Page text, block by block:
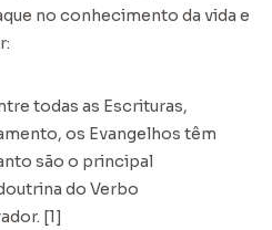
no conhecimento da vida e
todas as Escrituras,
os Evangelhos têm
são o principal
do Verbo
[1]